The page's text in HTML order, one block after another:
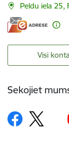
Peldu iela 25,
Visi
Sekojiet